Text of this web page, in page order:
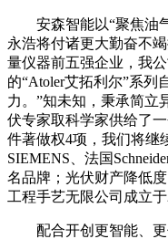
安森智能以“聚焦油气
永浩将付诸更大勤奋不
量仪器前五强企业，我
的“Atoler艾拓利尔”系列
力。”知未知，秉承简立
伏专家取科学家供给了
件著做权4项，我们将继
SIEMENS、法国
名品牌；光伏财产降低
工程手艺无限公司成立
配合开创更智能、更